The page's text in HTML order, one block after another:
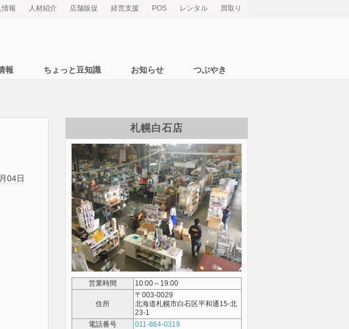
情報 人材紹介 店舗販促 経営支援 POS レンタル 買取り
報 ちょっと豆知識 お知らせ つぶやき
04日
札幌白石店
営業時間 10:00～19:00
住所
〒003-0029
北海道札幌市白石区平和通15-北
23-1
電話番号
011-864-0319